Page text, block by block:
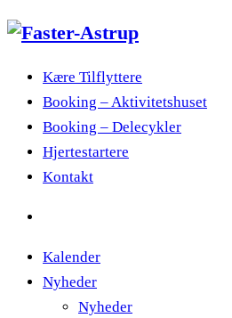
Kære Tilflyttere
Booking – Aktivitetshuset
Booking – Delecykler
Hjertestartere
Kontakt
Kalender
Nyheder
Nyheder